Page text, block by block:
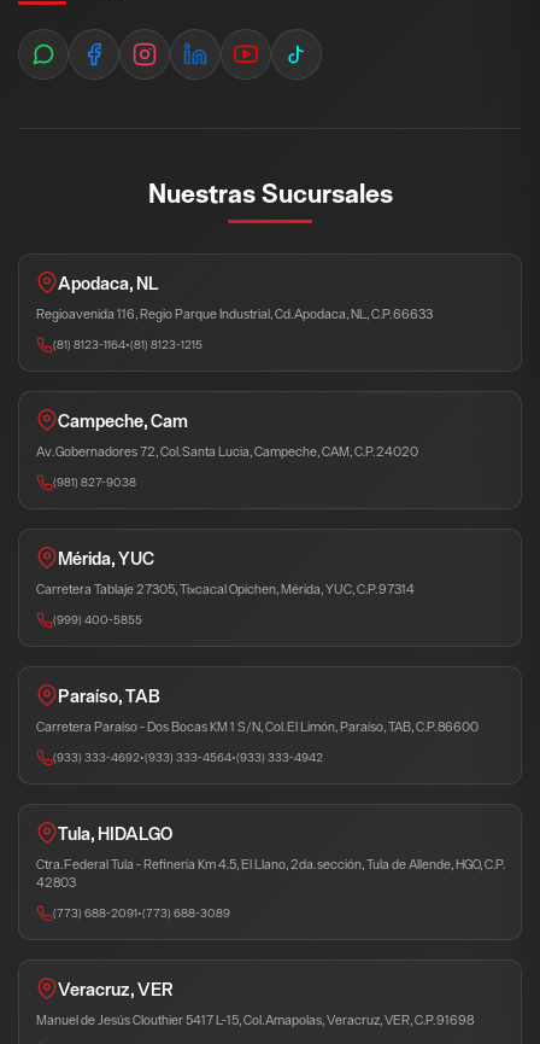
Nuestras Sucursales
Apodaca, NL
Regioavenida 116, Regio Parque Industrial, Cd. Apodaca, NL, C.P. 66633
(81) 8123-1164•(81) 8123-1215
Campeche, Cam
Av. Gobernadores 72, Col. Santa Lucia, Campeche, CAM, C.P. 24020
(981) 827-9038
Mérida, YUC
Carretera Tablaje 27305, Tixcacal Opichen, Mérida, YUC, C.P. 97314
(999) 400-5855
Paraíso, TAB
Carretera Paraíso - Dos Bocas KM 1 S/N, Col. El Limón, Paraíso, TAB, C.P. 86600
(933) 333-4692•(933) 333-4564•(933) 333-4942
Tula, HIDALGO
Ctra. Federal Tula - Refinería Km 4.5, El Llano, 2da. sección, Tula de Allende, HGO, C.P.
42803
(773) 688-2091•(773) 688-3089
Veracruz, VER
Manuel de Jesús Clouthier 5417 L-15, Col. Amapolas, Veracruz, VER, C.P. 91698